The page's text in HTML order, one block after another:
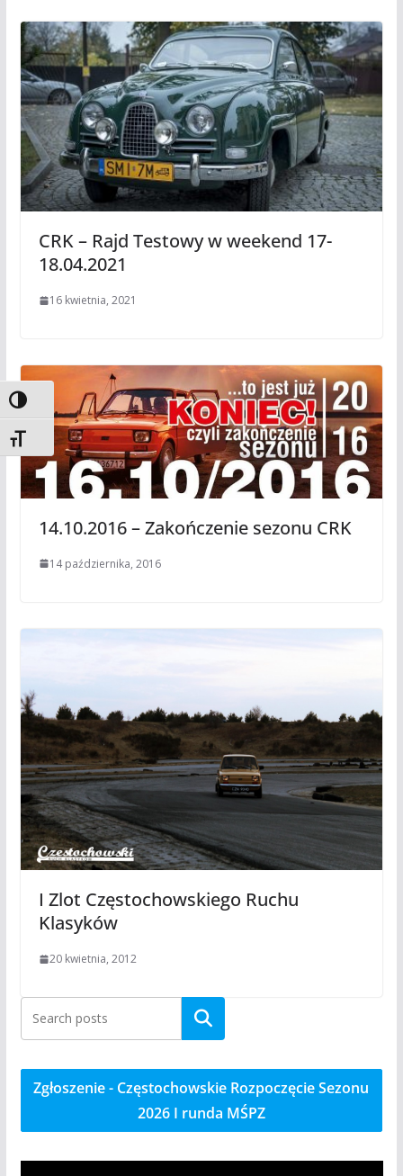
Toggle High Contrast
Toggle Font size
CRK – Rajd Testowy w weekend 17-
18.04.2021
16 kwietnia, 2021
14.10.2016 – Zakończenie sezonu CRK
14 października, 2016
I Zlot Częstochowskiego Ruchu
Klasyków
20 kwietnia, 2012
Szukaj
Zgłoszenie - Częstochowskie Rozpoczęcie Sezonu
2026 I runda MŚPZ